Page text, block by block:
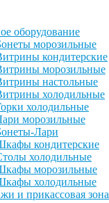
оборудование
морозильные
кондитерские
морозильные
настольные
холодильные
холодильные
морозильные
Лари
кондитерские
холодильные
морозильные
холодильные
и прикассовая зона